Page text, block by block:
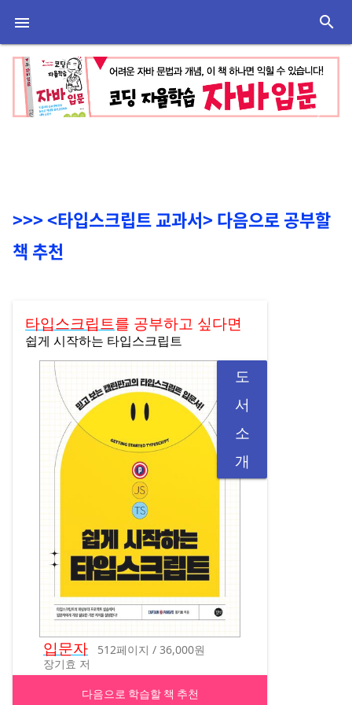
 search
Previous Next
<타입스크립트 교과서> 다음으로 공부할
책 추천
타입스크립트를 공부하고 싶다면
쉽게 시작하는 타입스크립트
도
서
소
개
입문자
512페이지 / 36,000원
장기효 저
다음으로 학습할 책 추천